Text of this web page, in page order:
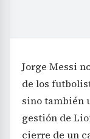
Jorge Messi
de los
sino también
gestión de
cierre de un